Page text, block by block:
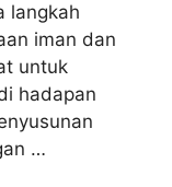
langkah
iman dan
untuk
hadapan
…